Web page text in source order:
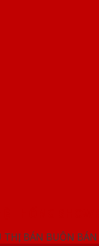
THỊ BÁN BUÔN